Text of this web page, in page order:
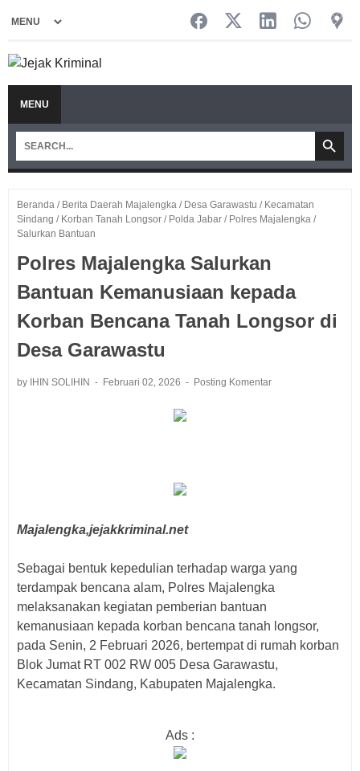
MENU
Beranda / Berita Daerah Majalengka / Desa Garawastu / Kecamatan
Sindang / Korban Tanah Longsor / Polda Jabar / Polres Majalengka /
Salurkan Bantuan
Polres Majalengka Salurkan
Bantuan Kemanusiaan kepada
Korban Bencana Tanah Longsor di
Desa Garawastu‎
by IHIN SOLIHIN Februari 02, 2026 Posting Komentar
Majalengka,jejakkriminal.net
‎Sebagai bentuk kepedulian terhadap warga yang
terdampak bencana alam, Polres Majalengka
melaksanakan kegiatan pemberian bantuan
kemanusiaan kepada korban bencana tanah longsor,
pada Senin, 2 Februari 2026, bertempat di rumah korban
Blok Jumat RT 002 RW 005 Desa Garawastu,
Kecamatan Sindang, Kabupaten Majalengka.
Ads :